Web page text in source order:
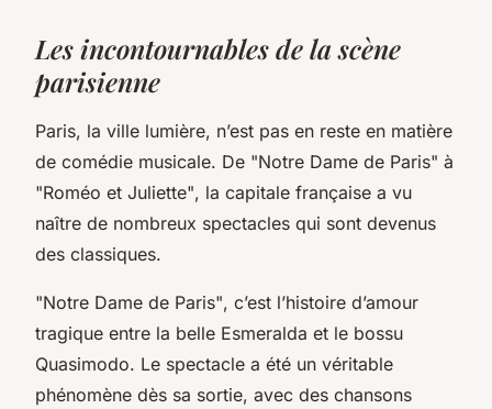
Les incontournables de la scène
parisienne
Paris, la ville lumière, n’est pas en reste en matière
de comédie musicale. De "Notre Dame de Paris" à
"Roméo et Juliette", la capitale française a vu
naître de nombreux spectacles qui sont devenus
des classiques.
"Notre Dame de Paris", c’est l’histoire d’amour
tragique entre la belle Esmeralda et le bossu
Quasimodo. Le spectacle a été un véritable
phénomène dès sa sortie, avec des chansons